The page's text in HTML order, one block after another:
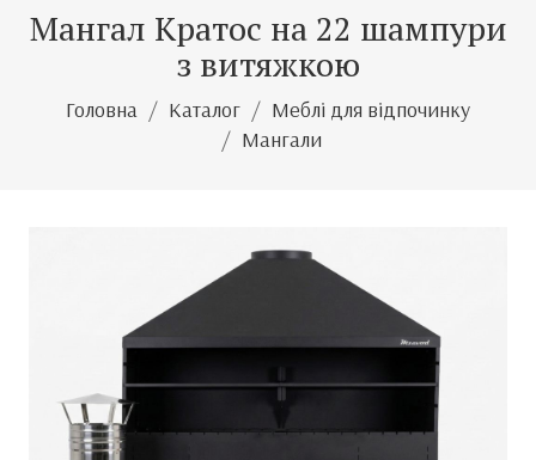
Мангал Кратос на 22 шампури
з витяжкою
Головна Каталог
Меблі для відпочинку
Мангали